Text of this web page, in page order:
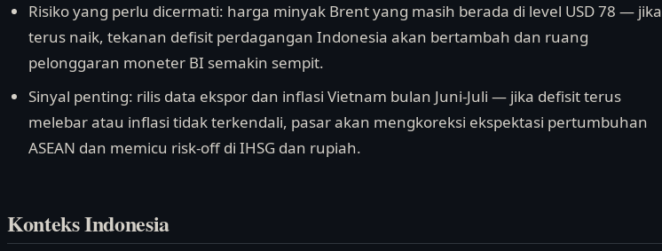
Risiko yang perlu dicermati: harga minyak Brent yang masih berada di level USD 78 — jika
terus naik, tekanan defisit perdagangan Indonesia akan bertambah dan ruang
pelonggaran moneter BI semakin sempit.
Sinyal penting: rilis data ekspor dan inflasi Vietnam bulan Juni-Juli — jika defisit terus
melebar atau inflasi tidak terkendali, pasar akan mengkoreksi ekspektasi pertumbuhan
ASEAN dan memicu risk-off di IHSG dan rupiah.
Konteks Indonesia